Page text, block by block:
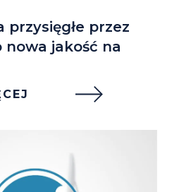
przysięgłe przez
jakość na